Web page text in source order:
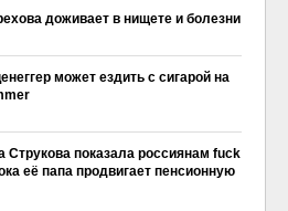
доживает в нищете и болезни
может ездить с сигарой на
Струкова показала россиянам fuck
её папа продвигает пенсионную